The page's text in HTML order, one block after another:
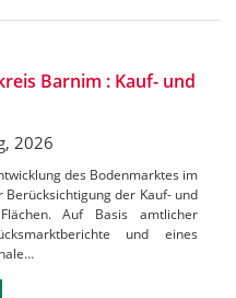
Barnim : Kauf- und
2026
des Bodenmarktes im
der Kauf- und
Auf Basis amtlicher
und eines